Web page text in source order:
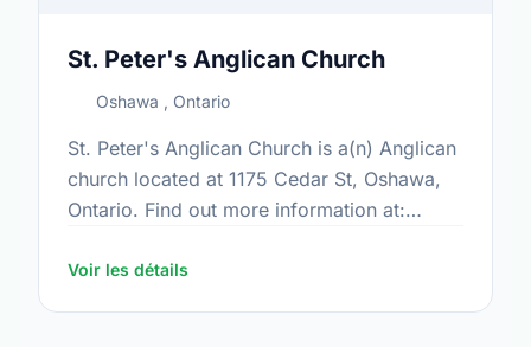
St. Peter's Anglican Church
Oshawa , Ontario
St. Peter's Anglican Church is a(n) Anglican
church located at 1175 Cedar St, Oshawa,
Ontario. Find out more information at:
Voir les détails